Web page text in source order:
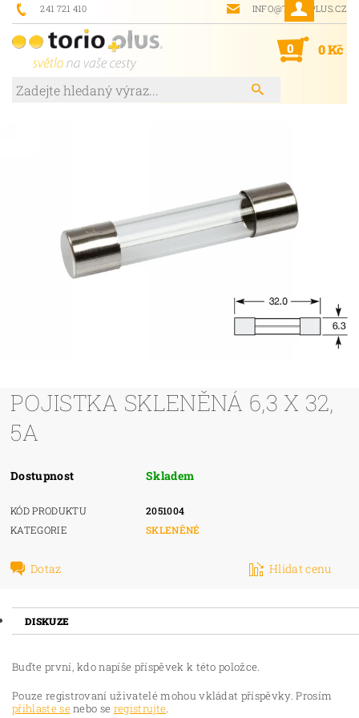
241 721 410 INFO@TORIOPLUS.CZ
0 0 Kč
POJISTKA SKLENĚNÁ 6,3 X 32,
5A
Dostupnost Skladem
KÓD PRODUKTU
2051004
KATEGORIE
SKLENĚNÉ
Dotaz Hlídat cenu
DISKUZE
Buďte první, kdo napíše příspěvek k této položce.
Pouze registrovaní uživatelé mohou vkládat příspěvky. Prosím
přihlaste senebo se registrujte.